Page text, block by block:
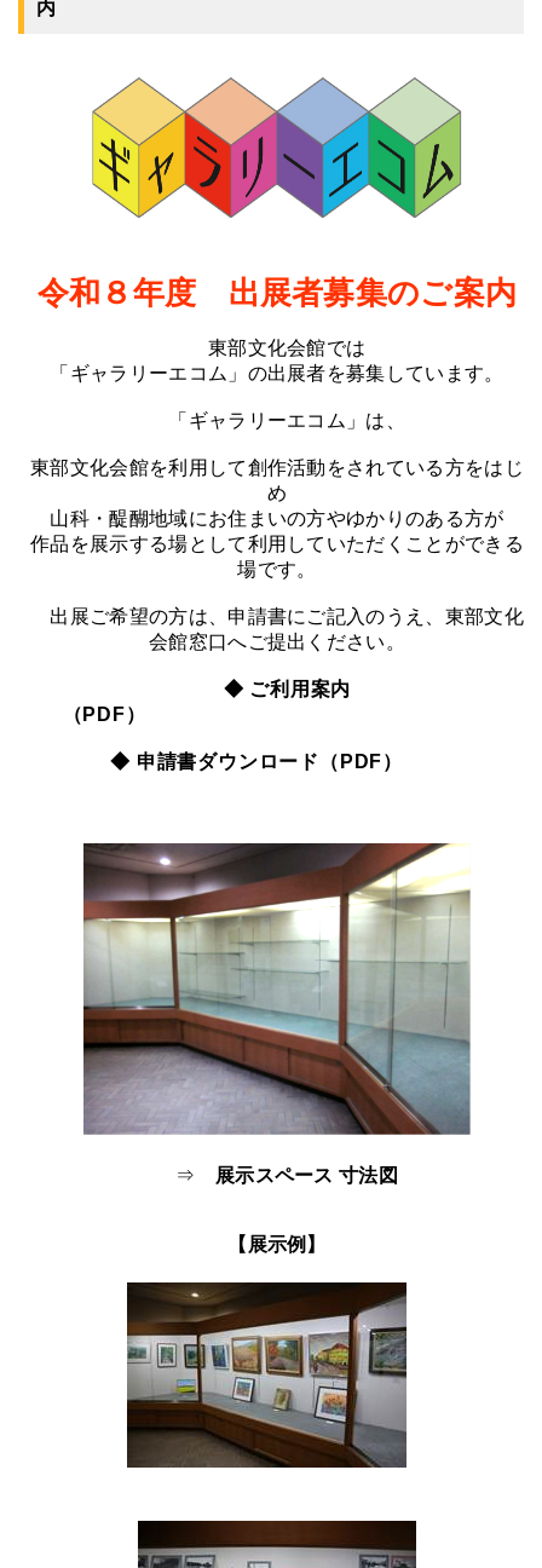
内
令和８年度 出展者募集のご案内
東部文化会館では
「ギャラリーエコム」の出展者を募集しています。
「ギャラリーエコム」は、
東部文化会館を利用して創作活動をされている方をはじ
め
山科・醍醐地域にお住まいの方やゆかりのある方が
作品を展示する場として利用していただくことができる
場です。
出展ご希望の方は、申請書にご記入のうえ、東部文化
会館窓口へご提出ください。
◆ ご利用案内
（PDF）
◆ 申請書ダウンロード（PDF）
⇒ 展示スペース 寸法図
【展示例】